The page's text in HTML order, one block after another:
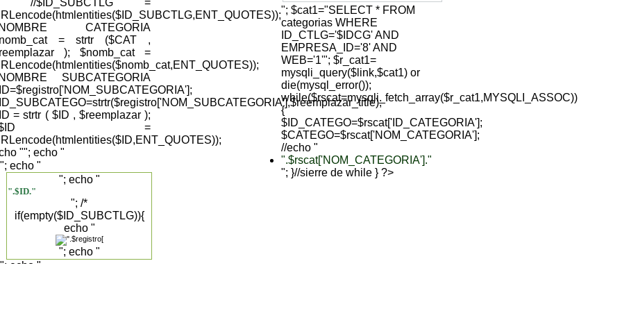
CATEGORIA
= strtr ($CAT ,
); $nomb_cat =
SUBCATEGORIA
= strtr ( $ID , $reemplazar );
$ID =
"
"; echo "
"; echo "
".$ID."
"; /*
if(empty($ID_SUBCTLG)){
echo "
"; echo "
"; echo "
"; echo "
"; $cat1="SELECT * FROM
categorias WHERE
ID_CTLG='$IDCG' AND
EMPRESA_ID='8' AND
WEB='1'"; $r_cat1=
mysqli_query($link,$cat1) or
die(mysql_error());
while($rscat=mysqli_fetch_array($r_cat1,MYSQLI_ASSOC))
{
$ID_CATEGO=$rscat['ID_CATEGORIA'];
$CATEGO=$rscat['NOM_CATEGORIA'];
//echo "
".$rscat['NOM_CATEGORIA']."
"; }//sierre de while } ?>